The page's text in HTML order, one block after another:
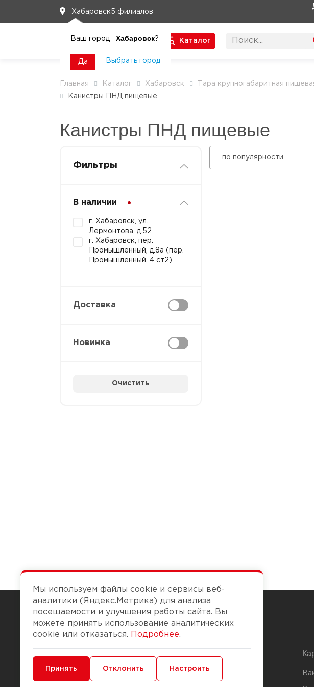
Хабаровск5 филиалов
Ваш город Хабаровск?
Да Выбрать город
Каталог
Главная Каталог Хабаровск Тара крупногабаритная
Канистры ПНД пищевые
Канистры ПНД пищевые
Фильтры
В наличии
г. Хабаровск, ул.
Лермонтова, д.52
г. Хабаровск, пер.
Промышленный, д.8а (пер.
Промышленный, 4 ст2)
Доставка
Новинка
Очистить
по популярности
Чтобы вам легко работалось
Доставка и оплата
Мы используем файлы cookie и сервисы веб-
аналитики (Яндекс.Метрика) для анализа
посещаемости и улучшения работы сайта. Вы
можете принять использование аналитических
cookie или отказаться.
Подробнее.
Минимальные Функциональные/Аналитические
Принять Отклонить Настроить